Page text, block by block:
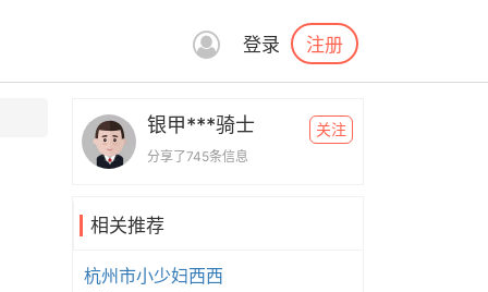
登录 注册
银甲***骑士
分享了745条信息
关注
相关推荐
杭州市小少妇西西